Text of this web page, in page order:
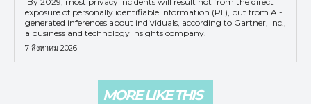
exposure of personally identifiable information (PII), but from AI-
generated inferences about individuals, according to Gartner, Inc.,
a business and technology insights company.
7 สิงหาคม 2026
MORE LIKE THIS